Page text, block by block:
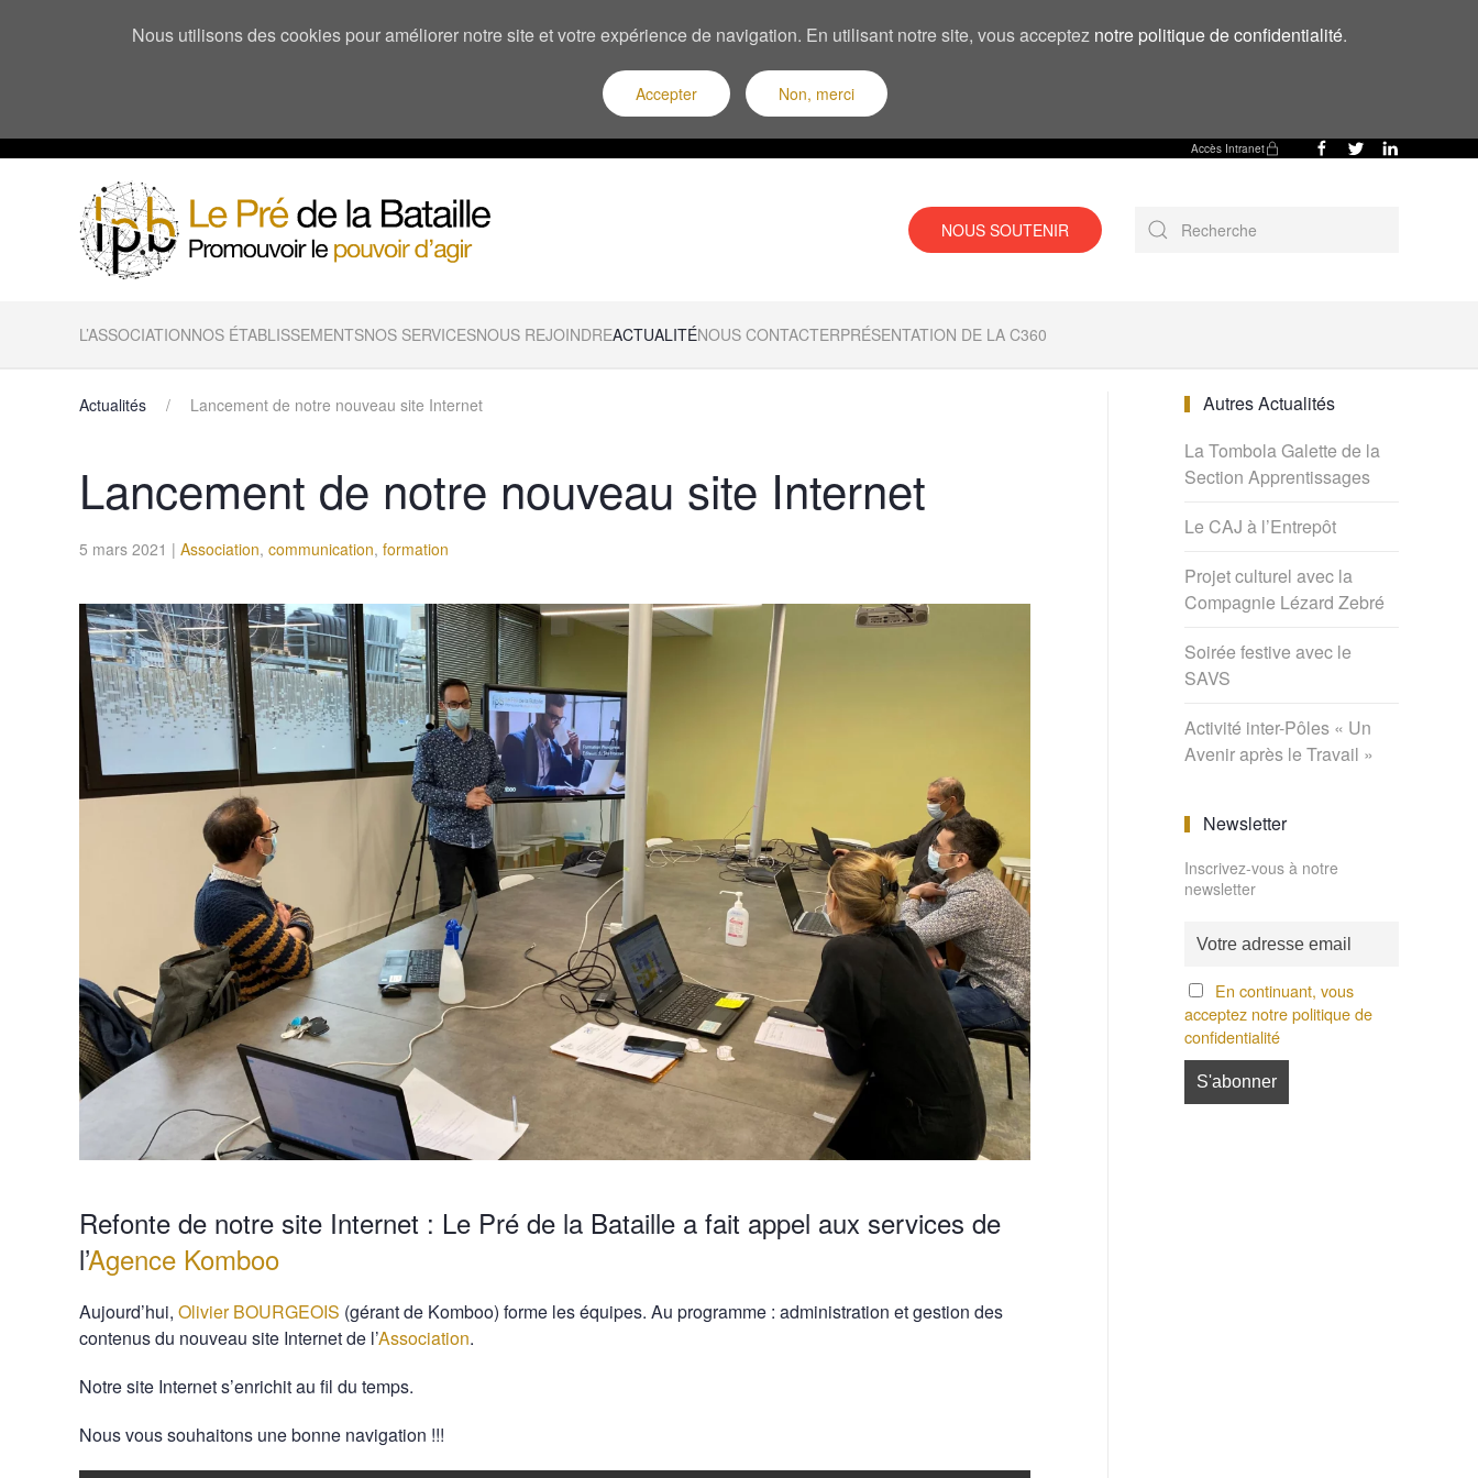
Nous utilisons des cookies pour améliorer notre site et votre expérience de navigation. En utilisant notre site, vous acceptez notre politique de confidentialité.
Accepter Non, merci
Accès Intranet
NOUS SOUTENIR
L’ASSOCIATIONNOS ÉTABLISSEMENTSNOS SERVICESNOUS REJOINDREACTUALITÉNOUS CONTACTERPRÉSENTATION DE LA C360
Actualités Lancement de notre nouveau site Internet
Lancement de notre nouveau site Internet
5 mars 2021 | Association, communication, formation
Refonte de notre site Internet : Le Pré de la Bataille a fait appel aux services de
l’Agence Komboo
Aujourd’hui, Olivier BOURGEOIS (gérant de Komboo) forme les équipes. Au programme : administration et gestion des
contenus du nouveau site Internet de l’Association.
Notre site Internet s’enrichit au fil du temps.
Nous vous souhaitons une bonne navigation !!!
Autres Actualités
La Tombola Galette de la
Section Apprentissages
Le CAJ à l’Entrepôt
Projet culturel avec la
Compagnie Lézard Zebré
Soirée festive avec le
SAVS
Activité inter-Pôles « Un
Avenir après le Travail »
Newsletter
Inscrivez-vous à notre
newsletter
En continuant, vous
acceptez notre politique de
confidentialité